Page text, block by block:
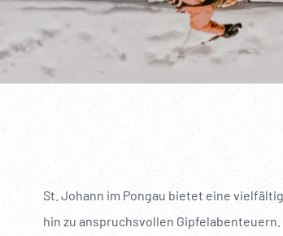
St. Johann im Pongau bietet eine
hin zu anspruchsvollen